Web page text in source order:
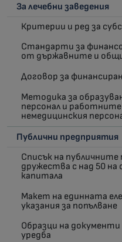
За лечебни заведения
Критерии и ред за
Стандарти за
от държавните и
Договор за
Методика за
персонал и
немедицинския
Публични предприятия
Списък на
дружества с над 50
капитала
Макет на единната
указания за попълване
Образци на
уредба